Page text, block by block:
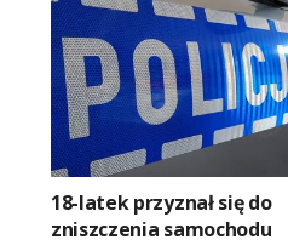
18-latek przyznał się do
zniszczenia samochodu